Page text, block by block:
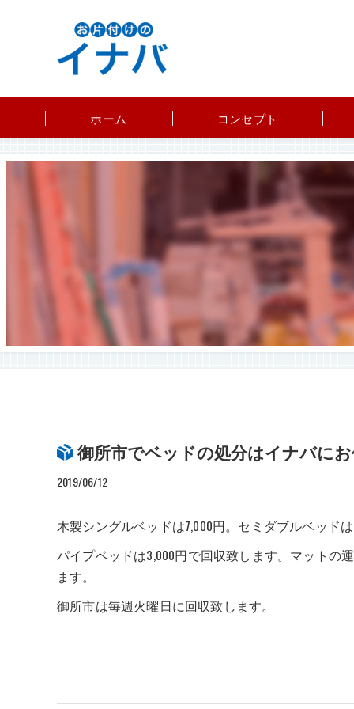
ホーム コンセプト
御所市でベッドの処分はイナバに
2019/06/12
木製シングルベッドは7,000円。セミダブルベッド
パイプベッドは3,000円で回収致します。マットの
ます。
御所市は毎週火曜日に回収致します。